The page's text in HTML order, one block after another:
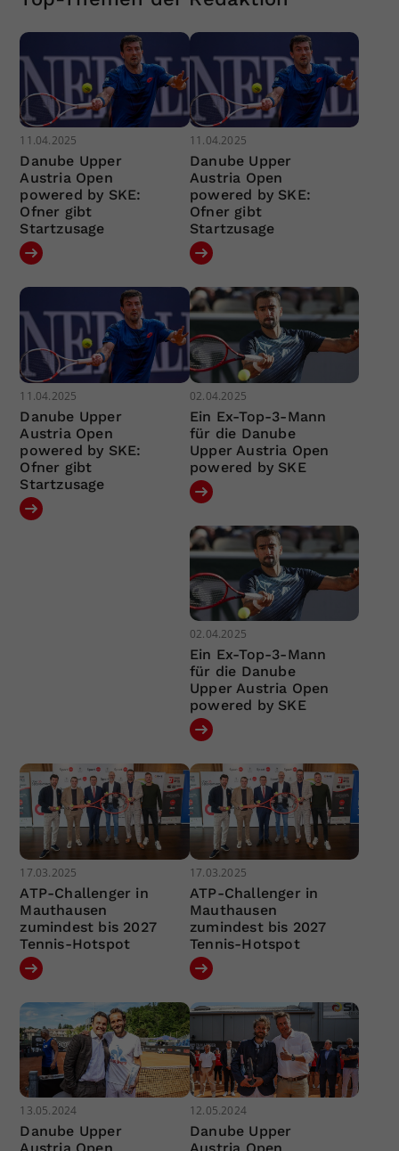
11.04.2025
Danube Upper
Austria Open
powered by SKE:
Ofner gibt
Startzusage
11.04.2025
Danube Upper
Austria Open
powered by SKE:
Ofner gibt
Startzusage
11.04.2025
Danube Upper
Austria Open
powered by SKE:
Ofner gibt
Startzusage
02.04.2025
Ein Ex-Top-3-Mann
für die Danube
Upper Austria Open
powered by SKE
02.04.2025
Ein Ex-Top-3-Mann
für die Danube
Upper Austria Open
powered by SKE
17.03.2025
ATP-Challenger in
Mauthausen
zumindest bis 2027
Tennis-Hotspot
17.03.2025
ATP-Challenger in
Mauthausen
zumindest bis 2027
Tennis-Hotspot
13.05.2024
Danube Upper
12.05.2024
Danube Upper